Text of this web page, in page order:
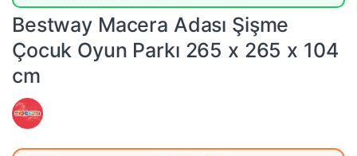
Bestway Macera Adası Şişme
Çocuk Oyun Parkı 265 x 265 x 104
cm